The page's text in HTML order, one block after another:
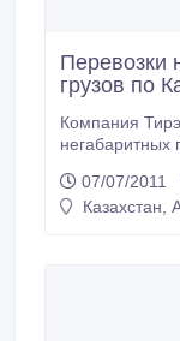
Перевозки
грузов по
Компания
негабаритных грузов, то
высоте, ширине или объемам. Огромный опыт и
высокая
07/07/2011
Казахстан,